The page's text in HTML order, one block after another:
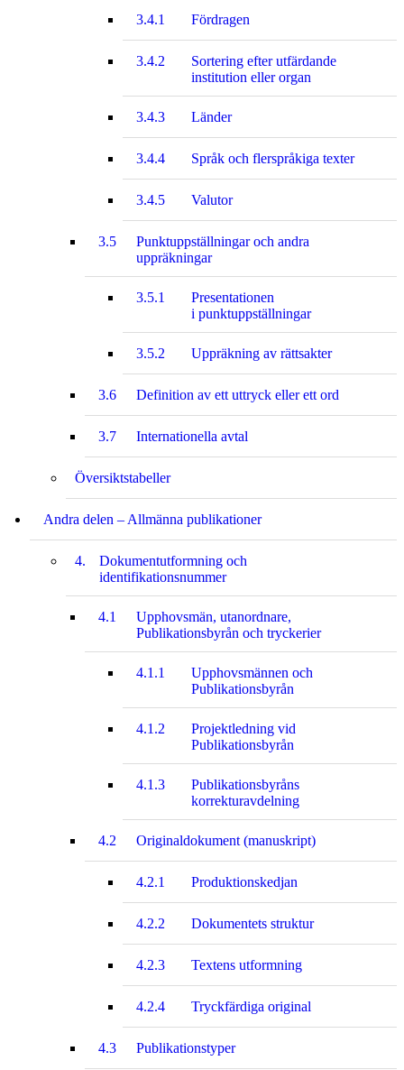
3.4.1 Fördragen
3.4.2
Sortering efter utfärdande
institution eller organ
3.4.3 Länder
3.4.4 Språk och flerspråkiga texter
3.4.5 Valutor
3.5
Punktuppställningar och andra
uppräkningar
3.5.1
Presentationen
i punktuppställningar
3.5.2 Uppräkning av rättsakter
3.6 Definition av ett uttryck eller ett ord
3.7 Internationella avtal
Översiktstabeller
Andra delen – Allmänna publikationer
4.
Dokumentutformning och
identifikationsnummer
4.1
Upphovsmän, utanordnare,
Publikationsbyrån och tryckerier
4.1.1
Upphovsmännen och
Publikationsbyrån
4.1.2
Projektledning vid
Publikationsbyrån
4.1.3
Publikationsbyråns
korrekturavdelning
4.2 Originaldokument (manuskript)
4.2.1 Produktionskedjan
4.2.2 Dokumentets struktur
4.2.3 Textens utformning
4.2.4 Tryckfärdiga original
4.3 Publikationstyper